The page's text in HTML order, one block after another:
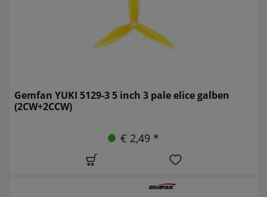
Gemfan YUKI 5129-3 5 inch 3 pale elice galben
(2CW+2CCW)
€ 2,49 *